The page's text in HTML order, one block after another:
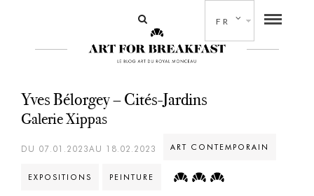
FR
Yves Bélorgey – Cités-Jardins
Galerie Xippas
DU 07.01.2023AU 18.02.2023 ART CONTEMPORAIN
EXPOSITIONS PEINTURE